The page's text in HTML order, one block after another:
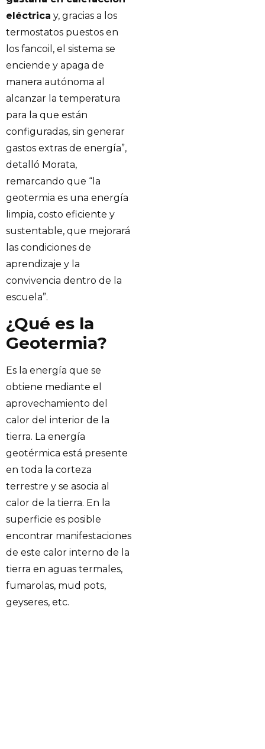
eléctrica y, gracias a los
termostatos puestos en
los fancoil, el sistema se
enciende y apaga de
manera autónoma al
alcanzar la temperatura
para la que están
configuradas, sin generar
gastos extras de energía”,
detalló Morata,
remarcando que “la
geotermia es una energía
limpia, costo eficiente y
sustentable, que mejorará
las condiciones de
aprendizaje y la
convivencia dentro de la
escuela”.
¿Qué es la
Geotermia?
Es la energía que se
obtiene mediante el
aprovechamiento del
calor del interior de la
tierra. La energía
geotérmica está presente
en toda la corteza
terrestre y se asocia al
calor de la tierra. En la
superficie es posible
encontrar manifestaciones
de este calor interno de la
tierra en aguas termales,
fumarolas, mud pots,
geyseres, etc.